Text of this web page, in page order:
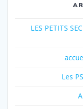
LES PETITS
Les